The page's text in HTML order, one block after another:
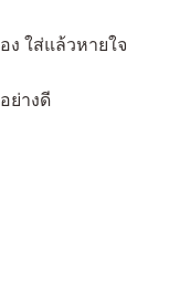
ง ใส่แล้วหายใจ
ย่างดี